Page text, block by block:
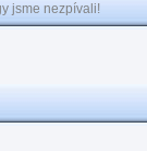
jsme nezpívali!